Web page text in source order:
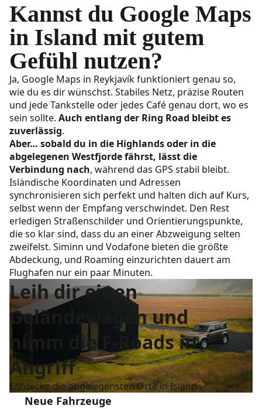
Kannst du Google Maps
in Island mit gutem
Gefühl nutzen?
Ja, Google Maps in Reykjavík funktioniert genau so,
wie du es dir wünschst. Stabiles Netz, präzise Routen
und jede Tankstelle oder jedes Café genau dort, wo es
sein sollte. Auch entlang der Ring Road bleibt es
zuverlässig.
Aber… sobald du in die Highlands oder in die
abgelegenen Westfjorde fährst, lässt die
Verbindung nach, während das GPS stabil bleibt.
Isländische Koordinaten und Adressen
synchronisieren sich perfekt und halten dich auf Kurs,
selbst wenn der Empfang verschwindet. Den Rest
erledigen Straßenschilder und Orientierungspunkte,
die so klar sind, dass du an einer Abzweigung selten
zweifelst. Siminn und Vodafone bieten die größte
Abdeckung, und Roaming einzurichten dauert am
Flughafen nur ein paar Minuten.
Leih dir einen
Geländewagen und
nimm die F-Roads in
Angriff
Entdecke die abgelegensten Orte in Island
Neue Fahrzeuge